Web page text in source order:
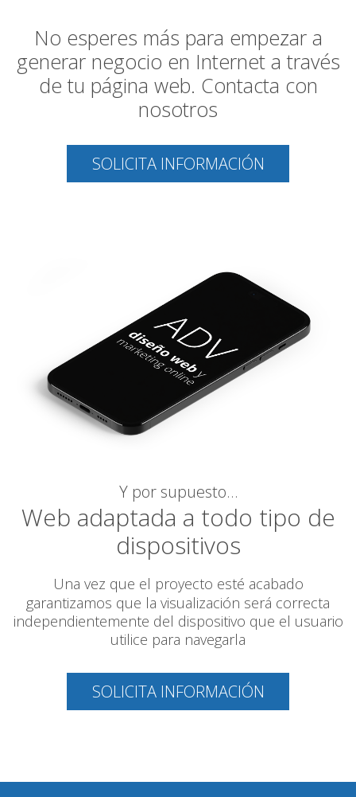
No esperes más para empezar a
generar negocio en Internet a través
de tu página web. Contacta con
nosotros
SOLICITA INFORMACIÓN
Y por supuesto…
Web adaptada a todo tipo de
dispositivos
Una vez que el proyecto esté acabado
garantizamos que la visualización será correcta
independientemente del dispositivo que el usuario
utilice para navegarla
SOLICITA INFORMACIÓN